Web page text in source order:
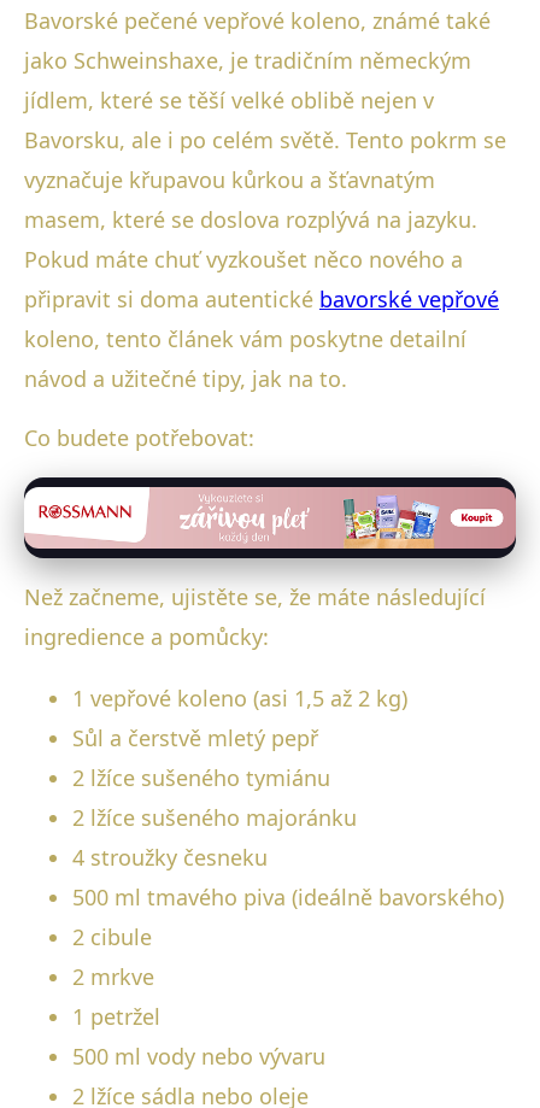
Bavorské pečené vepřové koleno, známé také
jako Schweinshaxe, je tradičním německým
jídlem, které se těší velké oblibě nejen v
Bavorsku, ale i po celém světě. Tento pokrm se
vyznačuje křupavou kůrkou a šťavnatým
masem, které se doslova rozplývá na jazyku.
Pokud máte chuť vyzkoušet něco nového a
připravit si doma autentické bavorské vepřové
koleno, tento článek vám poskytne detailní
návod a užitečné tipy, jak na to.
Co budete potřebovat:
Než začneme, ujistěte se, že máte následující
ingredience a pomůcky:
1 vepřové koleno (asi 1,5 až 2 kg)
Sůl a čerstvě mletý pepř
2 lžíce sušeného tymiánu
2 lžíce sušeného majoránku
4 stroužky česneku
500 ml tmavého piva (ideálně bavorského)
2 cibule
2 mrkve
1 petržel
500 ml vody nebo vývaru
2 lžíce sádla nebo oleje